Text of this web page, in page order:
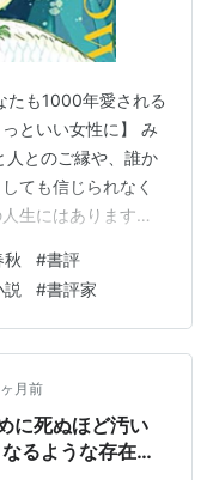
たも1000年愛される
といい女性に】 み
人とのご縁や、誰か
ても信じられなく
生にはあります。
揺らいでいるとき
まったとき。誰か
せいつかは壊れて
心を閉ざして自分
な風に人間関係に
秋 #書評
説 #書評家
月前
るような存在